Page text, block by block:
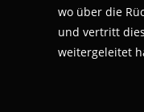
wo über die
und vertritt
weitergeleitet